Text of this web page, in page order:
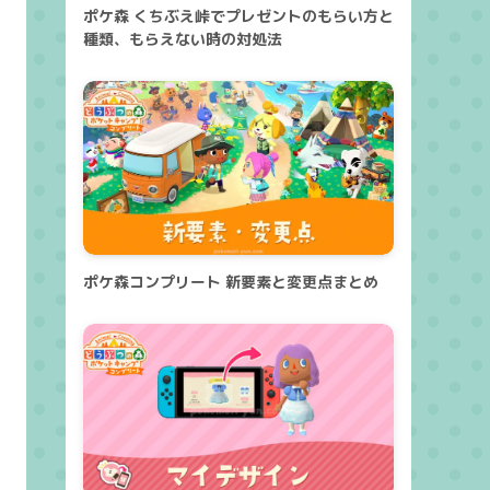
ポケ森 くちぶえ峠でプレゼントのもらい方と
種類、もらえない時の対処法
ポケ森コンプリート 新要素と変更点まとめ